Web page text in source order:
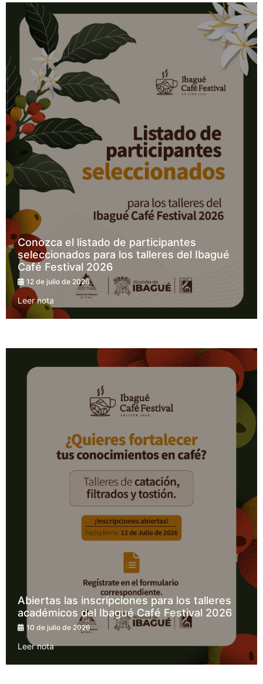
Conozca el listado de participantes
seleccionados para los talleres del Ibagué
Café Festival 2026
12 de julio de 2026
Leer nota
Abiertas las inscripciones para los talleres
académicos del Ibagué Café Festival 2026
10 de julio de 2026
Leer nota